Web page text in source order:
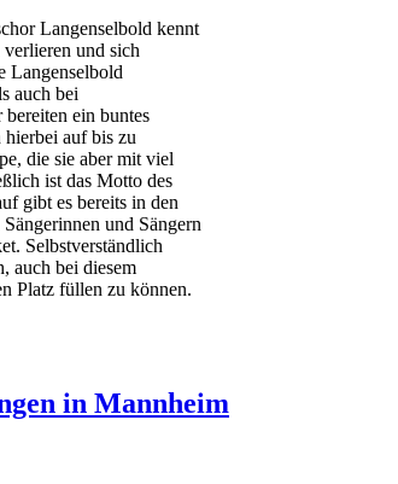
Langenselbold kennt
verlieren und sich
Langenselbold
auch bei
ein buntes
hierbei auf bis zu
die sie aber mit viel
ist das Motto des
gibt es bereits in den
und Sängern
Selbstverständlich
auch bei diesem
Platz füllen zu können.
in Mannheim